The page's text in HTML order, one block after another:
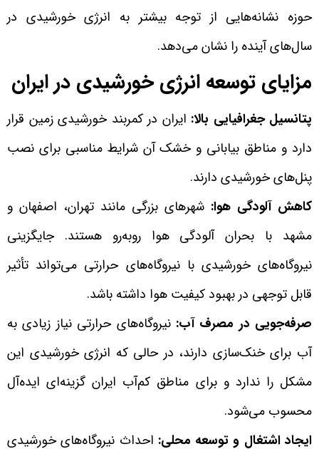
حوزه نشانه‌هایی از توجه بیشتر به انرژی خورشیدی در
سال‌های آینده را نشان می‌دهد.
مزایای توسعه انرژی خورشیدی در ایران
پتانسیل جغرافیایی بالا: ایران در کمربند خورشیدی زمین قرار
دارد و مناطق بیابانی و خشک آن شرایط مناسبی برای نصب
پنل‌های خورشیدی دارند.
کاهش آلودگی هوا: شهرهای بزرگی مانند تهران، اصفهان و
مشهد با بحران آلودگی هوا روبه‌رو هستند. جایگزینی
نیروگاه‌های خورشیدی با نیروگاه‌های حرارتی می‌تواند تأثیر
قابل توجهی در بهبود کیفیت هوا داشته باشد.
صرفه‌جویی در مصرف آب: نیروگاه‌های حرارتی نیاز زیادی به
آب برای خنک‌سازی دارند، در حالی که انرژی خورشیدی این
مشکل را ندارد و برای مناطق کم‌آب ایران گزینه‌ای ایده‌آل
محسوب می‌شود.
ایجاد اشتغال و توسعه محلی: احداث نیروگاه‌های خورشیدی